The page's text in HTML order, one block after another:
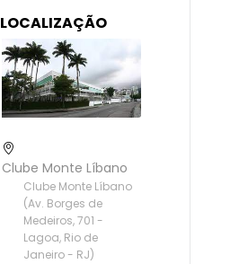
LOCALIZAÇÃO
Clube Monte Líbano
Clube Monte Líbano
(Av. Borges de
Medeiros, 701 -
Lagoa, Rio de
Janeiro - RJ)